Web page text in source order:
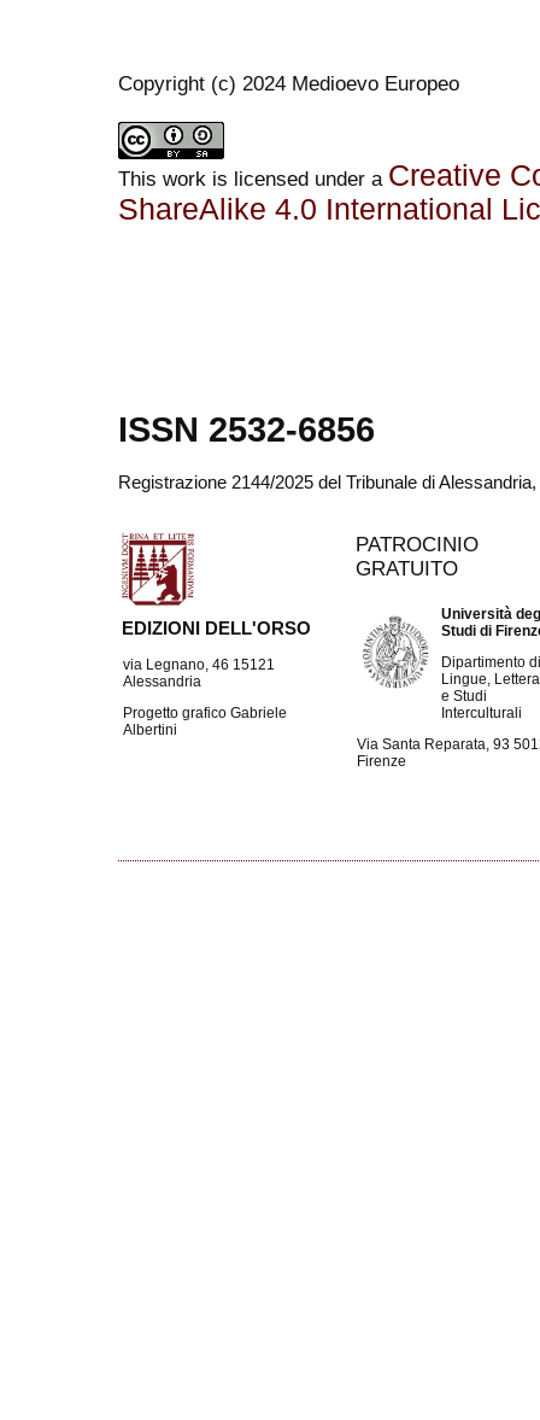
Copyright (c) 2024 Medioevo Europeo
This work is licensed under a Creative
ShareAlike 4.0 International
ISSN 2532-6856
Registrazione 2144/2025 del Tribunale di
EDIZIONI DELL'ORSO
via Legnano, 46 15121
Alessandria
Progetto grafico Gabriele
Albertini
PATROCINIO
GRATUITO
Università
Studi di
Dipartimento
Lingue,
e Studi
Interculturali
Via Santa Reparata, 93
Firenze